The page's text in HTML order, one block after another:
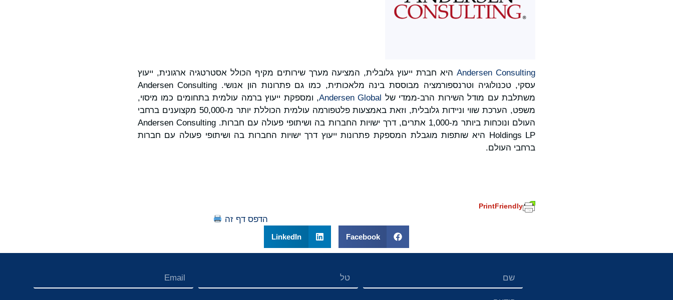
Andersen Consultingהיא חברת ייעוץ גלובלית, המציעה מערך שירותים מקיף הכולל אסטרטגיה ארגונית, ייעוץ
עסקי, טכנולוגיה וטרנספורמציה מבוססת בינה מלאכותית, כמו גם פתרונות הון אנושי. Andersen Consulting
משתלבת עם מודל השירות הרב-ממדי של Andersen Global, ומספקת ייעוץ ברמה עולמית בתחומים כמו מיסוי,
משפט, הערכת שווי וניידות גלובלית, וזאת באמצעות פלטפורמה עולמית הכוללת יותר מ-50,000 מקצוענים ברחבי
העולם ונוכחות ביותר מ-1,000 אתרים, דרך ישויות החברות בה ושיתופי פעולה עם חברות. Andersen Consulting
Holdings LP היא שותפות מוגבלת המספקת פתרונות ייעוץ דרך ישויות החברות בה ושיתופי פעולה עם חברות
ברחבי העולם.
PrintFriendly
הדפס דף זה
Facebook
LinkedIn